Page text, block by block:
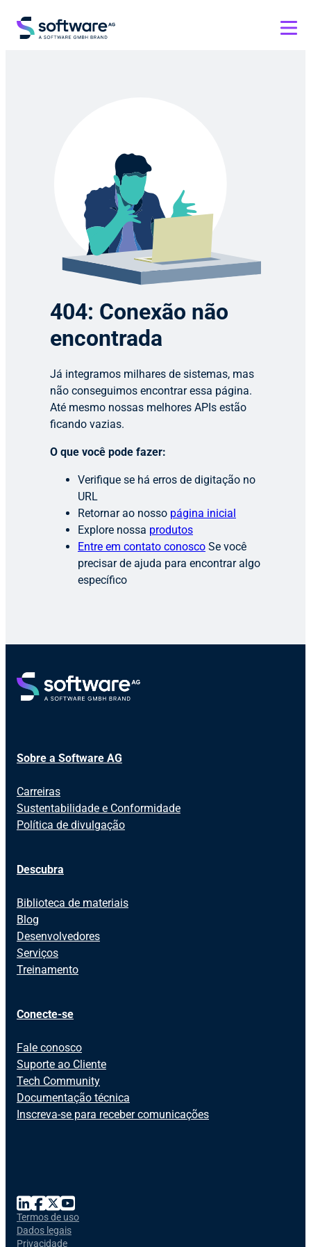
404: Conexão não
encontrada
Já integramos milhares de sistemas, mas
não conseguimos encontrar essa página.
Até mesmo nossas melhores APIs estão
ficando vazias.
O que você pode fazer:
Verifique se há erros de digitação no
URL
Retornar ao nosso página inicial
Explore nossa produtos
Entre em contato conosco Se você
precisar de ajuda para encontrar algo
específico
Sobre a Software AG
Carreiras
Sustentabilidade e Conformidade
Política de divulgação
Descubra
Biblioteca de materiais
Blog
Desenvolvedores
Serviços
Treinamento
Conecte-se
Fale conosco
Suporte ao Cliente
Tech Community
Documentação técnica
Inscreva-se para receber comunicações
Termos de uso
Dados legais
Privacidade